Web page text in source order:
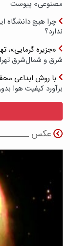
مصنوعی» پیوست
ندارد؟
«جزیره گرمایی»،
شرق و شمال‌شرق
با روش ابداعی
برآورد کیفیت هوا
عکس